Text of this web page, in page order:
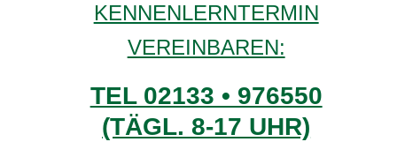
KENNENLERNTERMIN
VEREINBAREN:
TEL 02133 • 976550
(TÄGL. 8-17 UHR)